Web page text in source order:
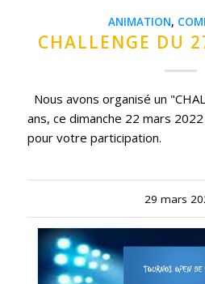
ANIMATION,
CHALLENGE DU
Nous avons organisé un
ans, ce dimanche 22 mars
pour votre participation.
29 mars